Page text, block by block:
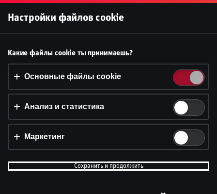
Принять файлы cookie?
На этом веб-сайте используются 3 различных типа
файлов cookie: основные, отслеживающие и
Принять всё
Настройки и информация
Настройки файлов cookie
Какие файлы cookie ты принимаешь?
Основные файлы cookie
Анализ и статистика
Маркетинг
Сохранить и продолжить